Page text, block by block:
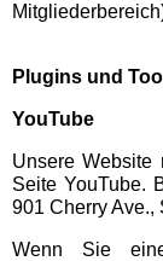
Plugins und
YouTube
Unsere Website
Seite YouTube.
901 Cherry Ave.,
Wenn Sie